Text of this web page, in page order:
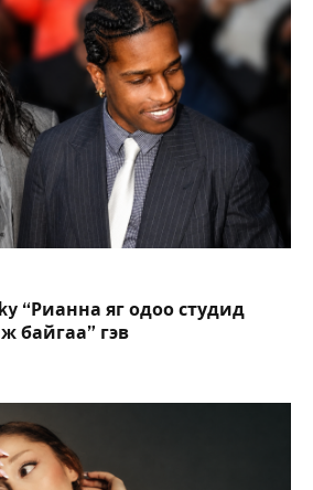
“Рианна яг одоо студид
байгаа” гэв